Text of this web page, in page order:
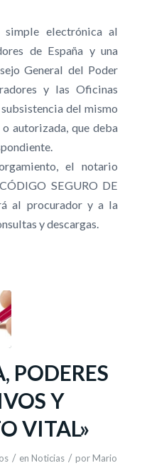
electrónica al
de España y una
General del Poder
y las Oficinas
del mismo
autorizada, que deba
el notario
SEGURO DE
al procurador y a la
y descargas.
PODERES
Y
VITAL»
/ en Noticias / por Mario